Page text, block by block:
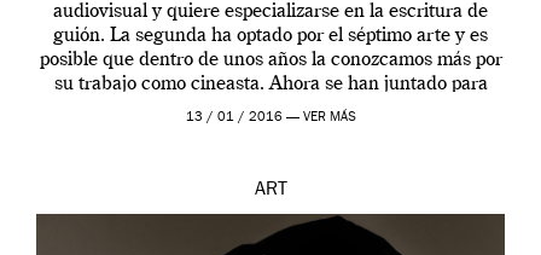
audiovisual y quiere especializarse en la escritura de
guión. La segunda ha optado por el séptimo arte y es
posible que dentro de unos años la conozcamos más por
su trabajo como cineasta. Ahora se han juntado para
contarnos una […]
13 / 01 / 2016 — VER MÁS
ART